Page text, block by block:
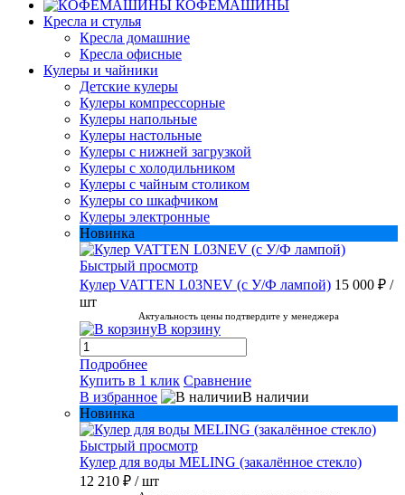
КОФЕМАШИНЫ
Кресла и стулья
Кресла домашние
Кресла офисные
Кулеры и чайники
Детские кулеры
Кулеры компрессорные
Кулеры напольные
Кулеры настольные
Кулеры с нижней загрузкой
Кулеры с холодильником
Кулеры с чайным столиком
Кулеры со шкафчиком
Кулеры электронные
Новинка
Быстрый просмотр
Кулер VATTEN L03NEV (с У/Ф лампой) 15 000 ₽ /
шт
Актуальность цены подтвердите у менеджера
В корзину
Подробнее
Купить в 1 клик Сравнение
В избранное
В наличии
Новинка
Быстрый просмотр
Кулер для воды MELING (закалённое стекло)
12 210 ₽ / шт